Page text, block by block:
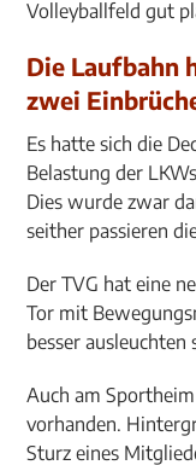
Volleyballfeld gut
Die Laufbahn
zwei
Es hatte sich die
Belastung der
Dies wurde zwar
seither passieren
Der TVG hat eine
Tor mit
besser ausleuchten
Auch am
vorhanden.
Sturz eines